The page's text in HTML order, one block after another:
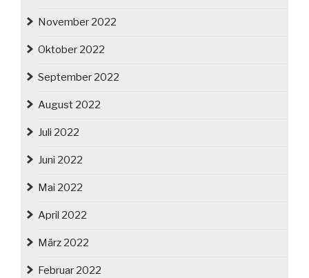
November 2022
Oktober 2022
September 2022
August 2022
Juli 2022
Juni 2022
Mai 2022
April 2022
März 2022
Februar 2022